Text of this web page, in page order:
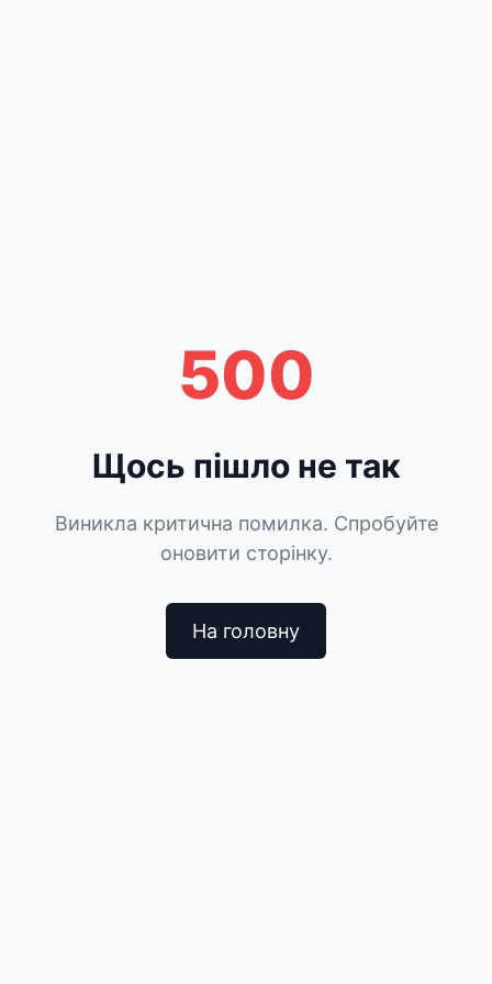
500
Щось пішло не так
Виникла критична помилка. Спробуйте
оновити сторінку.
На головну